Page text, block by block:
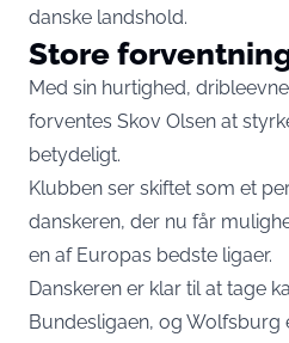
danske landshold.
Store
Med sin hurtighed,
forventes Skov Olsen at
betydeligt.
Klubben ser skiftet som et
danskeren, der nu får
en af Europas bedste ligaer.
Danskeren er klar til at tage
Bundesligaen, og Wolfsburg